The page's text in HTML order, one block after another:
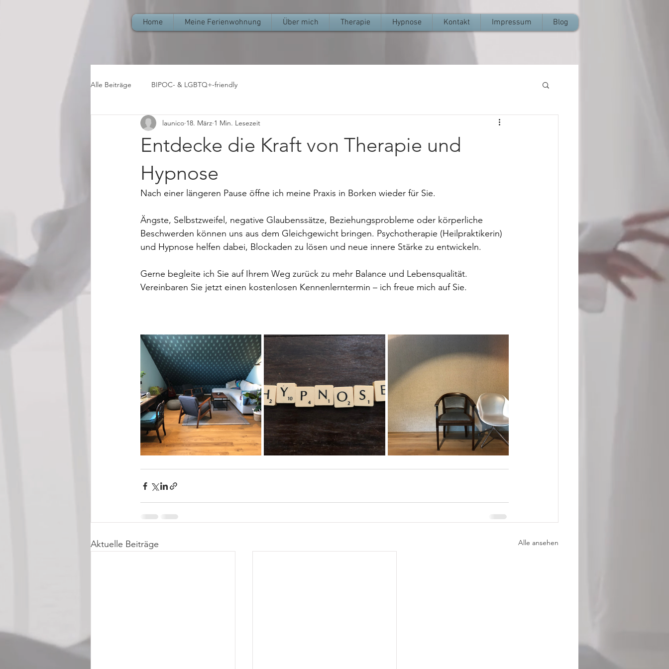
Home Meine Ferienwohnung Über mich Therapie Hypnose Kontakt Impressum Blog
Alle Beiträge BIPOC- & LGBTQ+-friendly
Entdecke die Kraft von Therapie und
Hypnose
launico 18. März 1 Min. Lesezeit
Nach einer längeren Pause öffne ich meine Praxis in Borken wieder für Sie.
Ängste, Selbstzweifel, negative Glaubenssätze, Beziehungsprobleme oder körperliche
Beschwerden können uns aus dem Gleichgewicht bringen. Psychotherapie (Heilpraktikerin)
und Hypnose helfen dabei, Blockaden zu lösen und neue innere Stärke zu entwickeln.
Gerne begleite ich Sie auf Ihrem Weg zurück zu mehr Balance und Lebensqualität.
Vereinbaren Sie jetzt einen kostenlosen Kennenlerntermin – ich freue mich auf Sie.
Aktuelle Beiträge Alle ansehen